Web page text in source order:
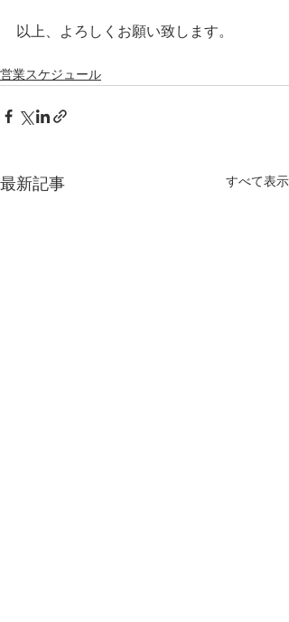
以上、よろしくお願い致します。
営業スケジュール
最新記事 すべて表示